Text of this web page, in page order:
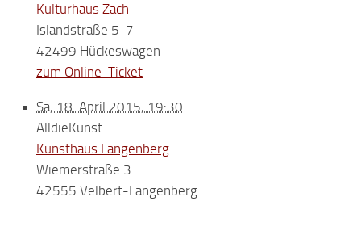
Kulturhaus Zach
Islandstraße 5-7
42499 Hückeswagen
zum Online-Ticket
Sa, 18. April 2015, 19:30
AlldieKunst
Kunsthaus Langenberg
Wiemerstraße 3
42555 Velbert-Langenberg